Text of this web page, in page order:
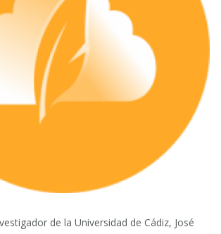
de la Universidad de Cádiz, José